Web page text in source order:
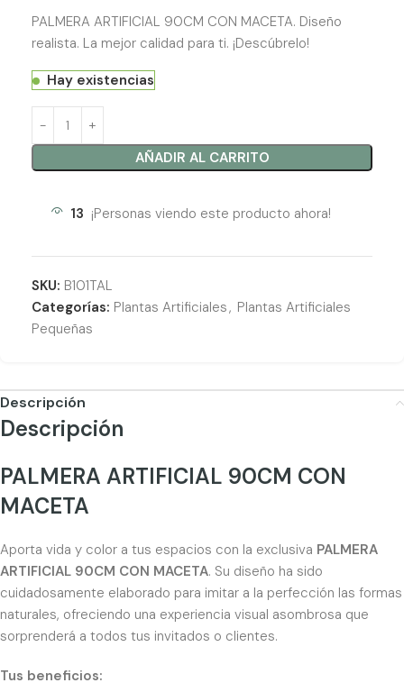
PALMERA ARTIFICIAL 90CM CON MACETA. Diseño
realista. La mejor calidad para ti. ¡Descúbrelo!
Hay existencias
AÑADIR AL CARRITO
13 ¡Personas viendo este producto ahora!
SKU: B101TAL
Categorías: Plantas Artificiales, Plantas Artificiales
Pequeñas
Descripción
Descripción
PALMERA ARTIFICIAL 90CM CON
MACETA
Aporta vida y color a tus espacios con la exclusiva PALMERA
ARTIFICIAL 90CM CON MACETA. Su diseño ha sido
cuidadosamente elaborado para imitar a la perfección las formas
naturales, ofreciendo una experiencia visual asombrosa que
sorprenderá a todos tus invitados o clientes.
Tus beneficios: